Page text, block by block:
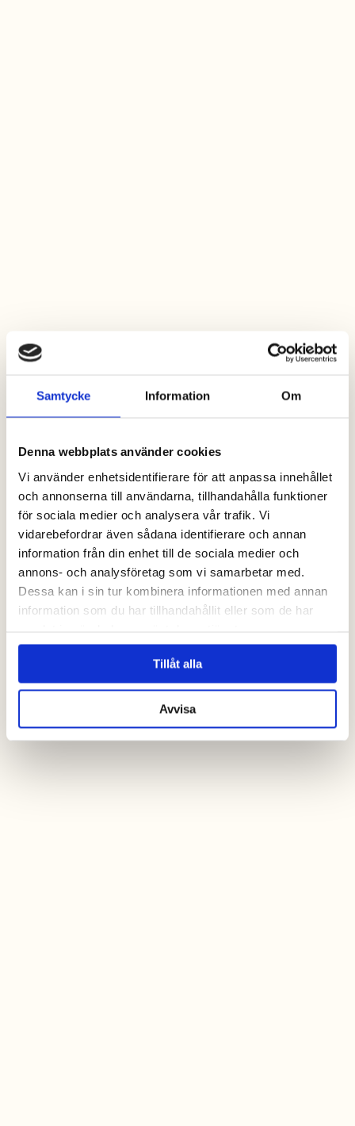
Samtycke Information Om
Denna webbplats använder cookies
Vi använder enhetsidentifierare för att anpassa innehållet
och annonserna till användarna, tillhandahålla funktioner
för sociala medier och analysera vår trafik. Vi
vidarebefordrar även sådana identifierare och annan
information från din enhet till de sociala medier och
annons- och analysföretag som vi samarbetar med.
Dessa kan i sin tur kombinera informationen med annan
information som du har tillhandahållit eller som de har
Tillåt alla
Avvisa